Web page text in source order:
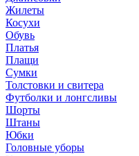
Жилеты
Косухи
Обувь
Платья
Плащи
Сумки
Толстовки и свитера
Футболки и лонгсливы
Шорты
Штаны
Юбки
Головные уборы